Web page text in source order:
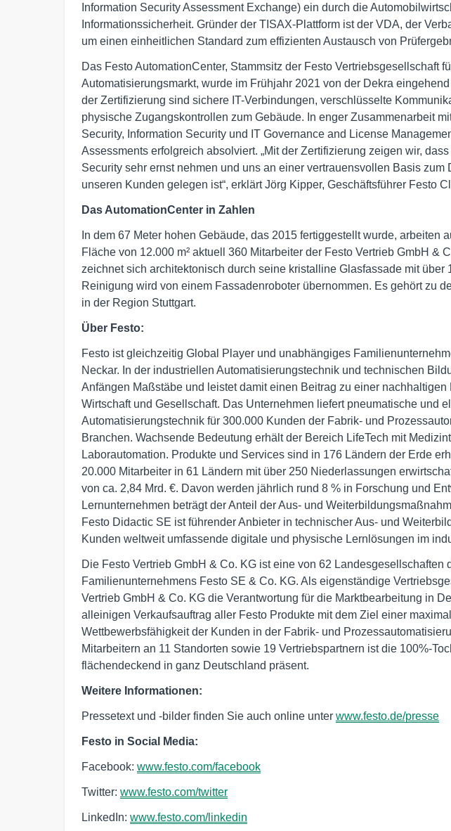
Information Security Assessment Exchange) ein durch die
Informationssicherheit. Gründer der TISAX-Plattform ist der VDA, der
um einen einheitlichen Standard zum effizienten Austausch von
Das Festo AutomationCenter, Stammsitz der Festo Vertriebsgesellschaft
Automatisierungsmarkt, wurde im Frühjahr 2021 von der Dekra
der Zertifizierung sind sichere IT-Verbindungen, verschlüsselte
physische Zugangskontrollen zum Gebäude. In enger Zusammenarbeit
Security, Information Security und IT Governance and License
Assessments erfolgreich absolviert. „Mit der Zertifizierung zeigen wir,
Security sehr ernst nehmen und uns an einer vertrauensvollen Basis zum
unseren Kunden gelegen ist“, erklärt Jörg Kipper, Geschäftsführer Festo
Das AutomationCenter in Zahlen
In dem 67 Meter hohen Gebäude, das 2015 fertiggestellt wurde, arbeiten
Fläche von 12.000 m² aktuell 360 Mitarbeiter der Festo Vertrieb GmbH &
zeichnet sich architektonisch durch seine kristalline Glasfassade mit über
Reinigung wird von einem Fassadenroboter übernommen. Es gehört zu
in der Region Stuttgart.
Über Festo:
Festo ist gleichzeitig Global Player und unabhängiges
Neckar. In der industriellen Automatisierungstechnik und technischen
Anfängen Maßstäbe und leistet damit einen Beitrag zu einer
Wirtschaft und Gesellschaft. Das Unternehmen liefert pneumatische und
Automatisierungstechnik für 300.000 Kunden der Fabrik- und
Branchen. Wachsende Bedeutung erhält der Bereich LifeTech mit
Laborautomation. Produkte und Services sind in 176 Ländern der Erde
20.000 Mitarbeiter in 61 Ländern mit über 250 Niederlassungen
von ca. 2,84 Mrd. €. Davon werden jährlich rund 8 % in Forschung und
Lernunternehmen beträgt der Anteil der Aus- und
Festo Didactic SE ist führender Anbieter in technischer Aus- und
Kunden weltweit umfassende digitale und physische Lernlösungen im
Die Festo Vertrieb GmbH & Co. KG ist eine von 62 Landesgesellschaften
Familienunternehmens Festo SE & Co. KG. Als eigenständige
Vertrieb GmbH & Co. KG die Verantwortung für die Marktbearbeitung in
alleinigen Verkaufsauftrag aller Festo Produkte mit dem Ziel einer
Wettbewerbsfähigkeit der Kunden in der Fabrik- und
Mitarbeitern an 11 Standorten sowie 19 Vertriebspartnern ist die 100%-
flächendeckend in ganz Deutschland präsent.
Weitere Informationen:
Pressetext und -bilder finden Sie auch online unter www.festo.de/presse
Festo in Social Media:
Facebook: www.festo.com/facebook
Twitter: www.festo.com/twitter
LinkedIn: www.festo.com/linkedin